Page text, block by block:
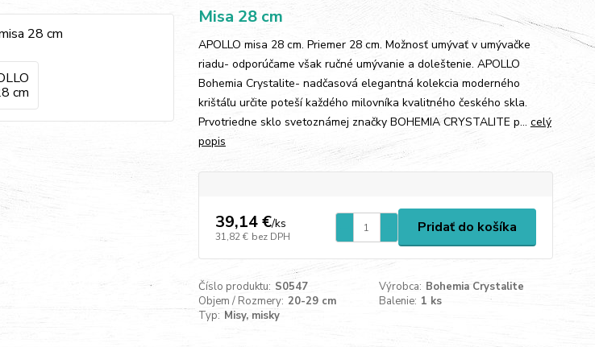
Misa 28 cm
APOLLO misa 28 cm. Priemer 28 cm. Možnosť umývať v umývačke
riadu- odporúčame však ručné umývanie a doleštenie. APOLLO
Bohemia Crystalite- nadčasová elegantná kolekcia moderného
krištáľu určite poteší každého milovníka kvalitného českého skla.
Prvotriedne sklo svetoznámej značky BOHEMIA CRYSTALITE p... celý
popis
39,14 €/ks
31,82 € bez DPH
Pridať do košíka
Číslo produktu: S0547 Výrobca: Bohemia Crystalite
Objem / Rozmery: 20-29 cm Balenie: 1 ks
Typ: Misy, misky